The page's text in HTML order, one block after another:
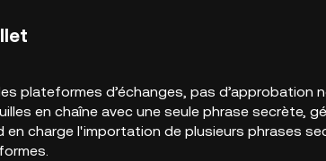
plateformes d’échanges, pas d’approbation
en chaîne avec une seule phrase secrète,
en charge l'importation de plusieurs phrases